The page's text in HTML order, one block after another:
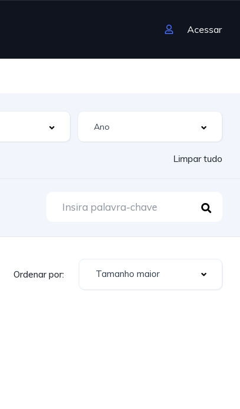
Acessar
Limpar tudo
Ordenar por: Tamanho maior